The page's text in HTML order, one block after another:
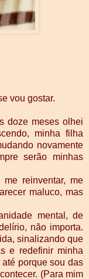
vou gostar.
doze meses olhei
minha filha
novamente
serão minhas
me reinventar, me
maluco, mas
mental, de
não importa.
sinalizando que
e redefinir minha
porque sou das
(Para mim